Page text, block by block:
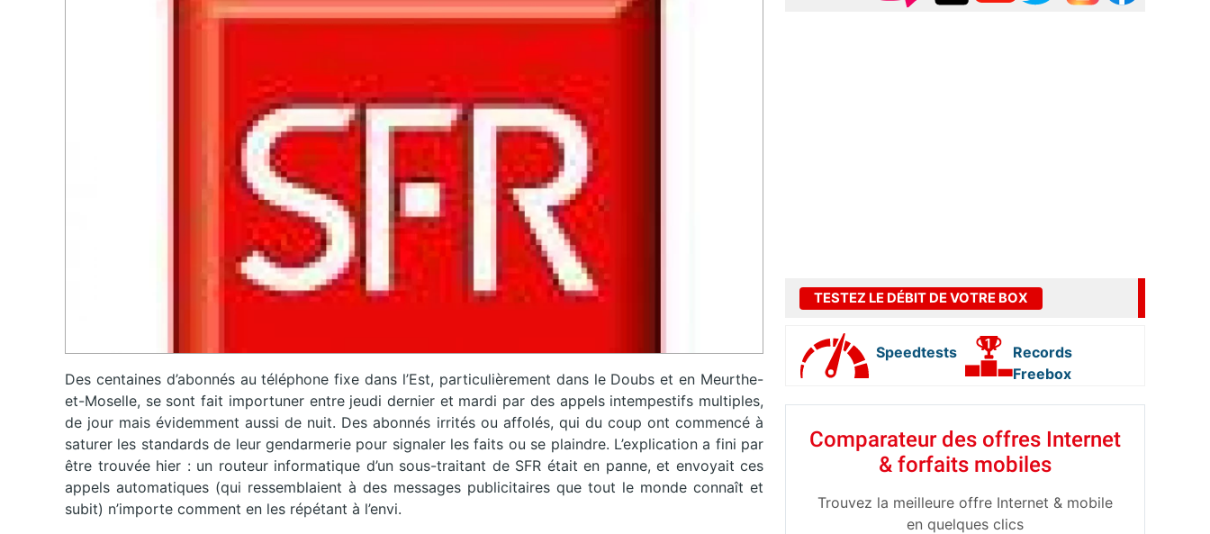
Des centaines d’abonnés au téléphone fixe dans l’Est, particulièrement dans le Doubs et en Meurthe-
et-Moselle, se sont fait importuner entre jeudi dernier et mardi par des appels intempestifs multiples,
de jour mais évidemment aussi de nuit. Des abonnés irrités ou affolés, qui du coup ont commencé à
saturer les standards de leur gendarmerie pour signaler les faits ou se plaindre. L’explication a fini par
être trouvée hier : un routeur informatique d’un sous-traitant de SFR était en panne, et envoyait ces
appels automatiques (qui ressemblaient à des messages publicitaires que tout le monde connaît et
subit) n’importe comment en les répétant à l’envi.
TESTEZ LE DÉBIT DE VOTRE BOX
Speedtests
Records
Freebox
Comparateur des offres Internet
& forfaits mobiles
Trouvez la meilleure offre Internet & mobile
en quelques clics